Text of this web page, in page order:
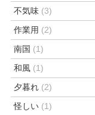
不気味 (3)
作業用 (2)
南国 (1)
和風 (1)
夕暮れ (2)
怪しい (1)